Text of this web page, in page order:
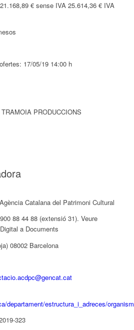
21.168,89 € sense IVA 25.614,36 € IVA
17/05/19 14:00 h
TRAMOIA PRODUCCIONS
Catalana del Patrimoni Cultural
88 44 88 (extensió 31). Veure
a Documents
08002 Barcelona
departament/estructura_i_adreces/
323